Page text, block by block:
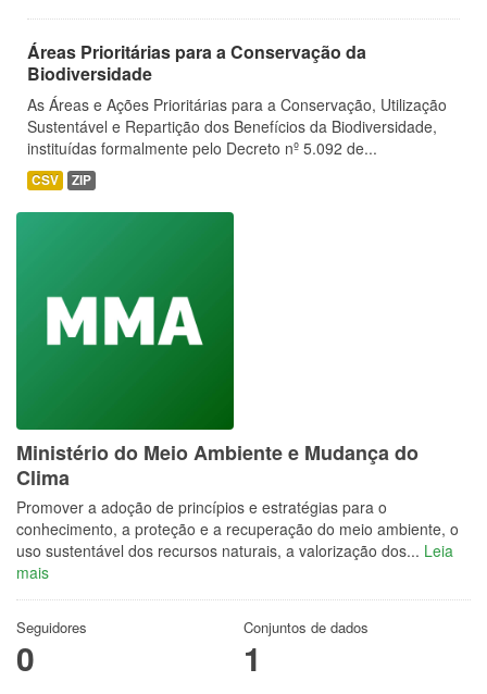
Áreas Prioritárias para a Conservação da
Biodiversidade
As Áreas e Ações Prioritárias para a Conservação, Utilização
Sustentável e Repartição dos Benefícios da Biodiversidade,
instituídas formalmente pelo Decreto nº 5.092 de...
CSV ZIP
Ministério do Meio Ambiente e Mudança do
Clima
Promover a adoção de princípios e estratégias para o
conhecimento, a proteção e a recuperação do meio ambiente, o
uso sustentável dos recursos naturais, a valorização dos... Leia
mais
Seguidores
0
Conjuntos de dados
1